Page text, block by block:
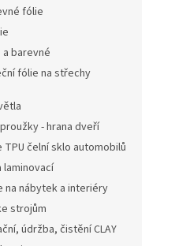
fólie
a barevné
fólie na střechy
- hrana dveří
čelní sklo automobilů
na nábytek a interiéry
strojům
údržba, čistění CLAY